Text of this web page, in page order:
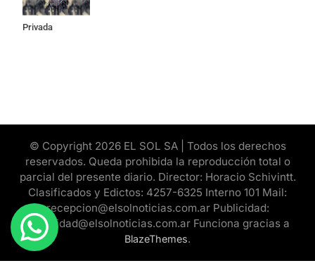
Propiedad
Privada
© Copyright 2026 EL SOL SA | Todos los derechos
reservados. Queda prohibida la reproducción total o
parcial del presente diario. Director: Horacio Schivintt.
Clasificados y Edictos: 4257-6325 Interno 101 Mail:
recepcion@elsolnoticias.com.ar Publicidad:
publicidad@elsolnoticias.com.ar Funciona gracias a
BlazeThemes.